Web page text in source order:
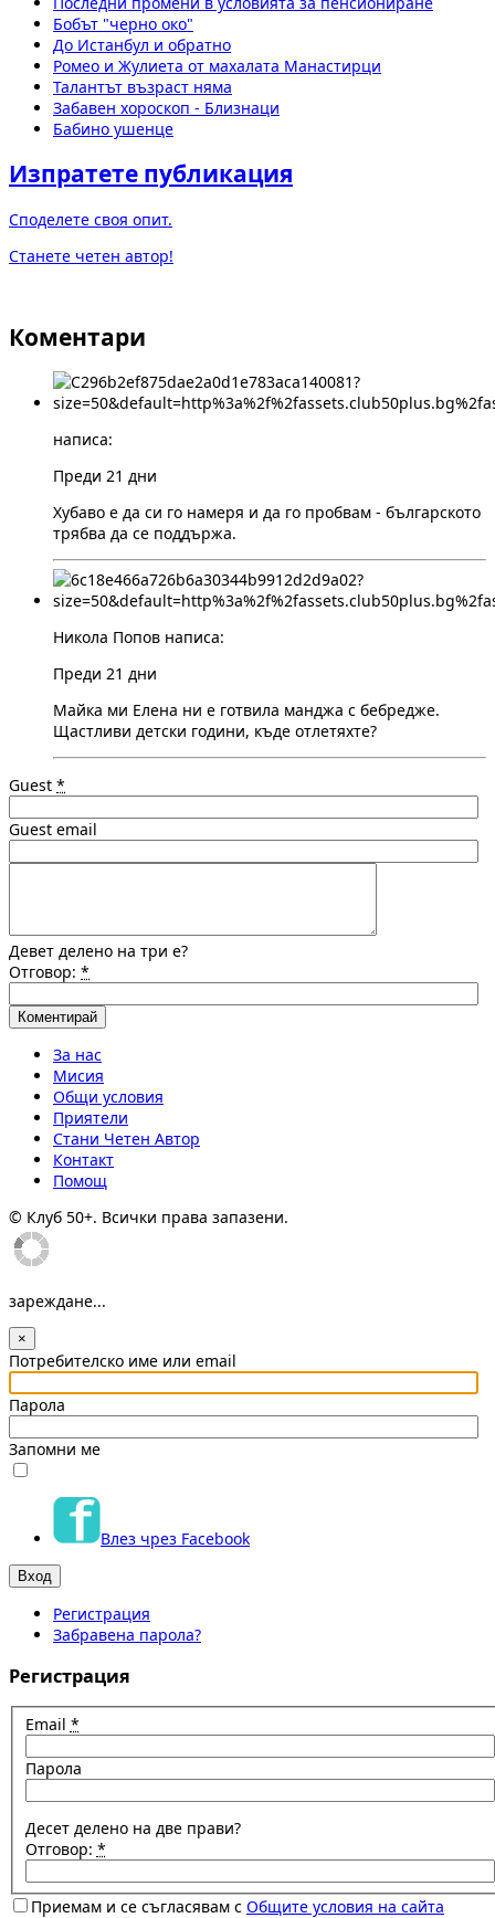
Бобът "черно око"
До Истанбул и обратно
Ромео и Жулиета от махалата Манастирци
Талантът възраст няма
Забавен хороскоп - Близнаци
Бабино ушенце
Изпратете публикация
Споделете своя опит.
Станете четен автор!
Коментари
написа:
Преди 21 дни
Хубаво е да си го намеря и да го пробвам - българското
трябва да се поддържа.
Никола Попов написа:
Преди 21 дни
Майка ми Елена ни е готвила манджа с бебредже.
Щастливи детски години, къде отлетяхте?
Guest *
Guest email
Девет делено на три е?
Отговор: *
За нас
Мисия
Общи условия
Приятели
Стани Четен Автор
Контакт
Помощ
© Клуб 50+. Всички права запазени.
зареждане...
×
Потребителско име или email
Парола
Запомни ме
Влез чрез Facebook
Регистрация
Забравена парола?
Регистрация
Email *
Парола
Десет делено на две прави?
Отговор: *
Приемам и се съгласявам с Общите условия на сайта